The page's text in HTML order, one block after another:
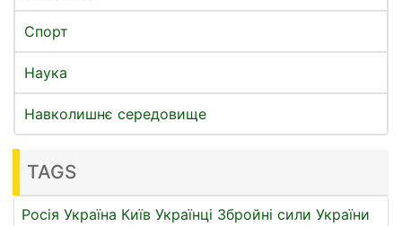
Спорт
Наука
Навколишнє середовище
TAGS
Росія Україна Київ Українці Збройні сили України